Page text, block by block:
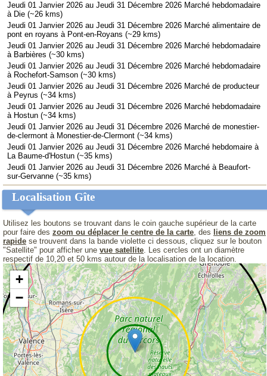
Jeudi 01 Janvier 2026 au Jeudi 31 Décembre 2026 Marché hebdomadaire
à Die (~26 kms)
Jeudi 01 Janvier 2026 au Jeudi 31 Décembre 2026 Marché alimentaire de
pont en royans à Pont-en-Royans (~29 kms)
Jeudi 01 Janvier 2026 au Jeudi 31 Décembre 2026 Marché hebdomadaire
à Barbières (~30 kms)
Jeudi 01 Janvier 2026 au Jeudi 31 Décembre 2026 Marché hebdomadaire
à Rochefort-Samson (~30 kms)
Jeudi 01 Janvier 2026 au Jeudi 31 Décembre 2026 Marché de producteur
à Peyrus (~34 kms)
Jeudi 01 Janvier 2026 au Jeudi 31 Décembre 2026 Marché hebdomadaire
à Hostun (~34 kms)
Jeudi 01 Janvier 2026 au Jeudi 31 Décembre 2026 Marché de monestier-
de-clermont à Monestier-de-Clermont (~34 kms)
Jeudi 01 Janvier 2026 au Jeudi 31 Décembre 2026 Marché hebdomaire à
La Baume-d'Hostun (~35 kms)
Jeudi 01 Janvier 2026 au Jeudi 31 Décembre 2026 Marché à Beaufort-
sur-Gervanne (~35 kms)
Localisation Gîte
Utilisez les boutons se trouvant dans le coin gauche supérieur de la carte
pour faire des zoom ou déplacer le centre de la carte, des
liens de zoom
rapide se trouvent dans la bande violette ci dessous, cliquez sur le bouton
"Satellite" pour afficher une vue satellite. Les cercles ont un diamètre
respectif de 10,20 et 50 kms autour de la localisation de la location.
+
−